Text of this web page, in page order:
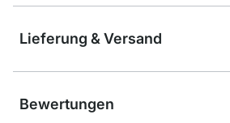
Lieferung & Versand
Bewertungen